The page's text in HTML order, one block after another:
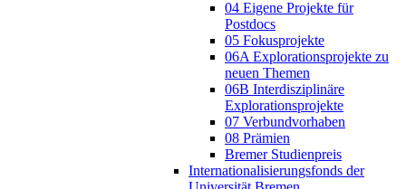
04 Eigene Projekte für
Postdocs
05 Fokusprojekte
06A Explorationsprojekte zu
neuen Themen
06B Interdisziplinäre
Explorationsprojekte
07 Verbundvorhaben
08 Prämien
Bremer Studienpreis
Internationalisierungsfonds der